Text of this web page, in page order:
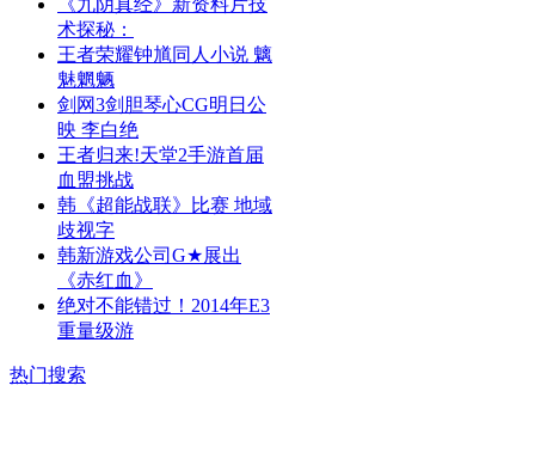
术探秘：
王者荣耀钟馗同人小说 魑
魅魍魉
剑网3剑胆琴心CG明日公
映 李白绝
王者归来!天堂2手游首届
血盟挑战
韩《超能战联》比赛 地域
歧视字
韩新游戏公司G★展出
《赤红血》
绝对不能错过！2014年E3
重量级游
热门搜索